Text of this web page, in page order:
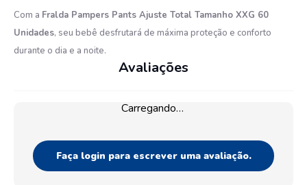
Com a Fralda Pampers Pants Ajuste Total Tamanho XXG 60
Unidades, seu bebê desfrutará de máxima proteção e conforto
durante o dia e a noite.
Avaliações
Carregando…
Faça login para escrever uma avaliação.